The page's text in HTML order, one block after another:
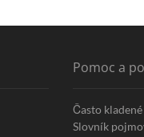
Pomoc a
Často
Slovník